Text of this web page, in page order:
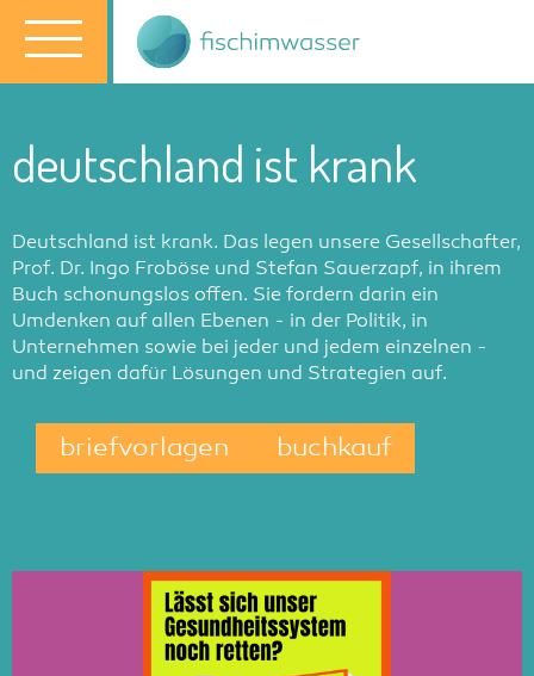
deutschland ist krank
Deutschland ist krank. Das legen unsere Gesellschafter,
Prof. Dr. Ingo Froböse und Stefan Sauerzapf, in ihrem
Buch schonungslos offen. Sie fordern darin ein
Umdenken auf allen Ebenen - in der Politik, in
Unternehmen sowie bei jeder und jedem einzelnen -
und zeigen dafür Lösungen und Strategien auf.
briefvorlagen buchkauf